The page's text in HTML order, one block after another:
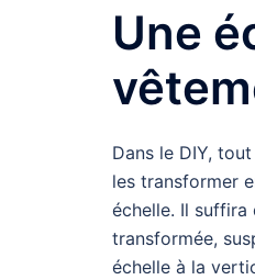
Une
Dans le DIY,
les transformer
échelle. Il suffira
transformée,
échelle à la